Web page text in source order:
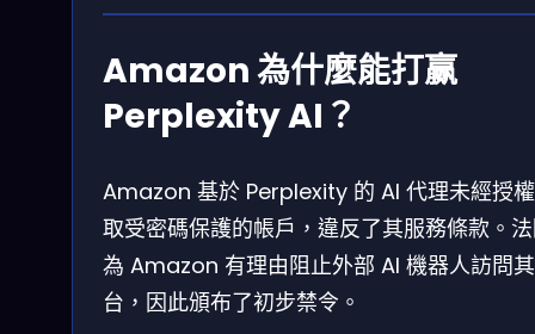
Amazon 為什麼能打赢
Perplexity AI？
Amazon 基於 Perplexity 的 AI 代理未經授
取受密碼保護的帳戶，違反了其服務條款。
為 Amazon 有理由阻止外部 AI 機器人訪問
台，因此頒布了初步禁令。